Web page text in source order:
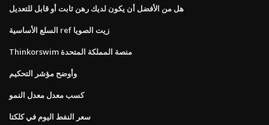
هل من الأفضل أن يكون لديك رهن ثابت أو قابل للتعديل
السلع الأساسية ref زيت الصويا
Thinkorswim منصة المملكة المتحدة
وأوضح مؤشر التحكيم
كسب معدل معدل النمو
سعر النفط اليوم في كلكتا